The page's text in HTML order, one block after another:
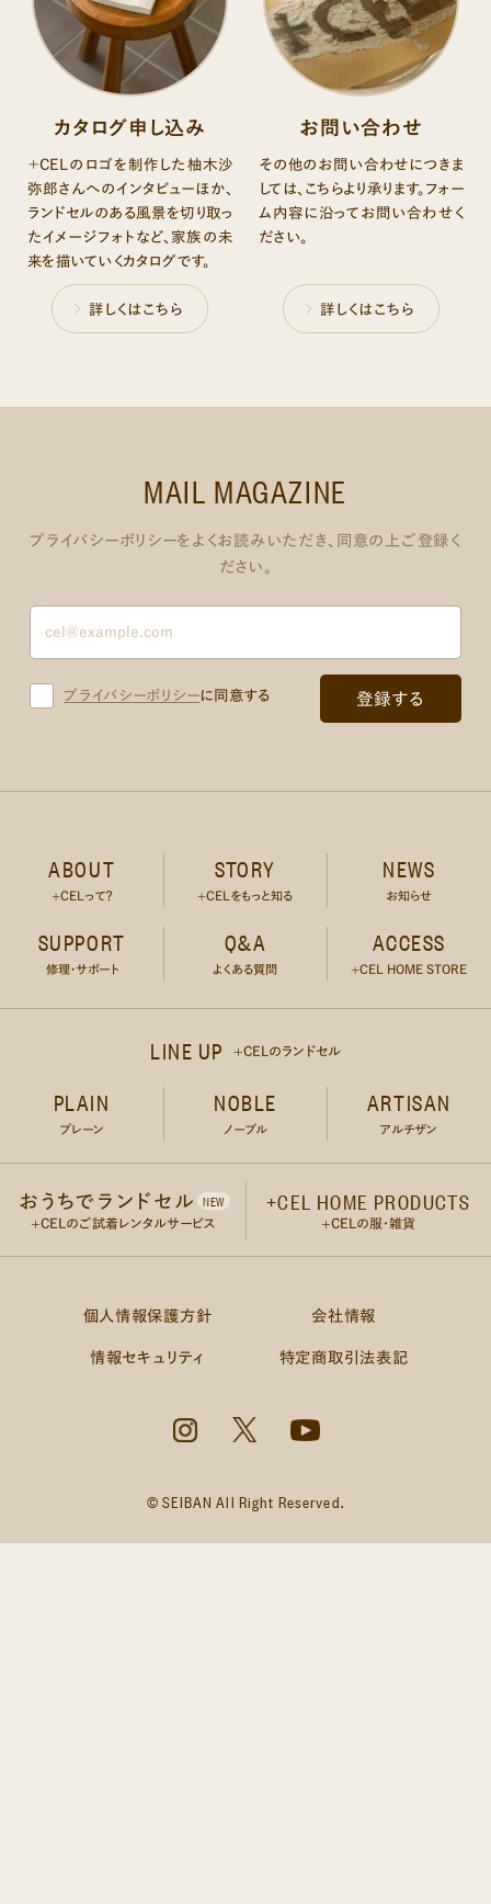
カタログ申し込み
＋CELのロゴを制作した柚木沙
弥郎さんへのインタビューほか、
ランドセルのある風景を切り取っ
たイメージフォトなど、家族の未
来を描いていくカタログです。
詳しくはこちら
お問い合わせ
その他のお問い合わせにつきま
しては、こちらより承ります。フォー
ム内容に沿ってお問い合わせく
ださい。
詳しくはこちら
ABOUT
+CELって？
STORY
+CELをもっと知る
NEWS
お知らせ
SUPPORT
修理・サポート
Q&A
よくある質問
ACCESS
+CEL HOME STORE
LINE UP +CELのランドセル
PLAIN
プレーン
NOBLE
ノーブル
ARTISAN
アルチザン
おうちでランドセル NEW
+CELのご試着レンタルサービス
+CEL HOME PRODUCTS
+CELの服・雑貨
MAIL MAGAZINE
プライバシーポリシーをよくお読みいただき、同意の上ご登録く
ださい。
プライバシーポリシーに同意する
個人情報保護方針 会社情報
情報セキュリティ 特定商取引法表記
© SEIBAN All Right Reserved.